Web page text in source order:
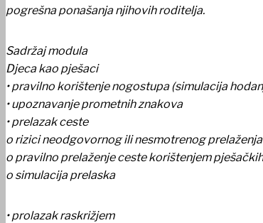
UDRUGE I DRUŠTVA
pogrešna ponašanja njihovih roditelja.
Sadržaj modula
Djeca kao pješaci
• pravilno korištenje nogostupa (simulacija
• upoznavanje prometnih znakova
• prelazak ceste
o rizici neodgovornog ili nesmotrenog
o pravilno prelaženje ceste korištenjem
o simulacija prelaska
• prolazak raskrižjem